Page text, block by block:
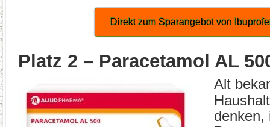
Direkt zum Sparangebot von
Platz 2 – Paracetamol AL
Alt
denken,